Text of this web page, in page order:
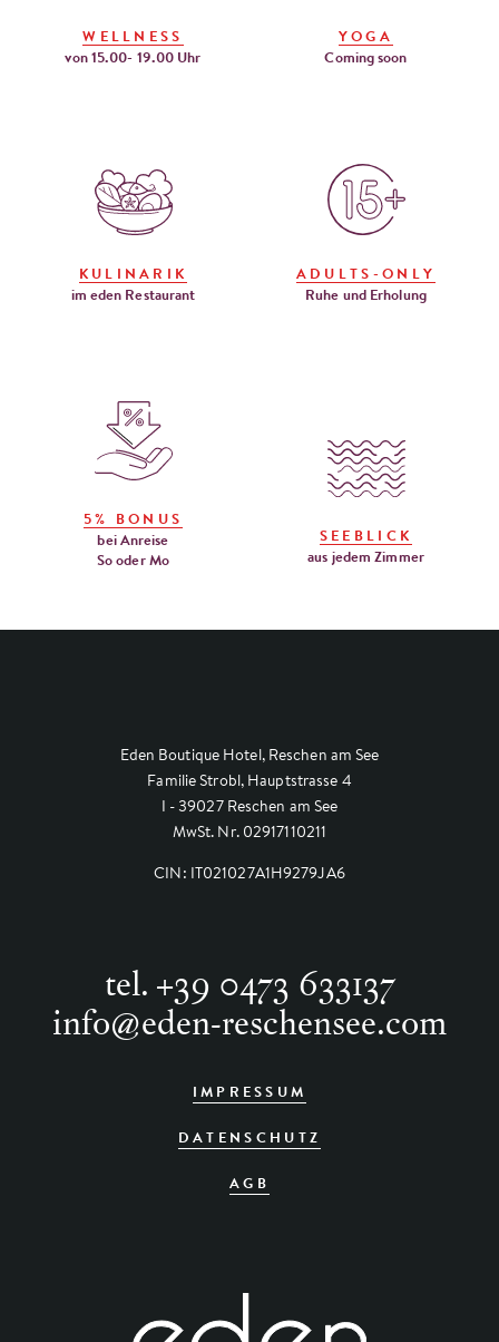
WELLNESS
von 15.00- 19.00 Uhr
YOGA
Coming soon
KULINARIK
im eden Restaurant
ADULTS-ONLY
Ruhe und Erholung
5% BONUS
bei Anreise
So oder Mo
SEEBLICK
aus jedem Zimmer
Eden Boutique Hotel, Reschen am See
Familie Strobl, Hauptstrasse 4
I - 39027 Reschen am See
MwSt. Nr. 02917110211
CIN: IT021027A1H9279JA6
tel. +39 0473 633137
info@eden-reschensee.com
IMPRESSUM
DATENSCHUTZ
AGB